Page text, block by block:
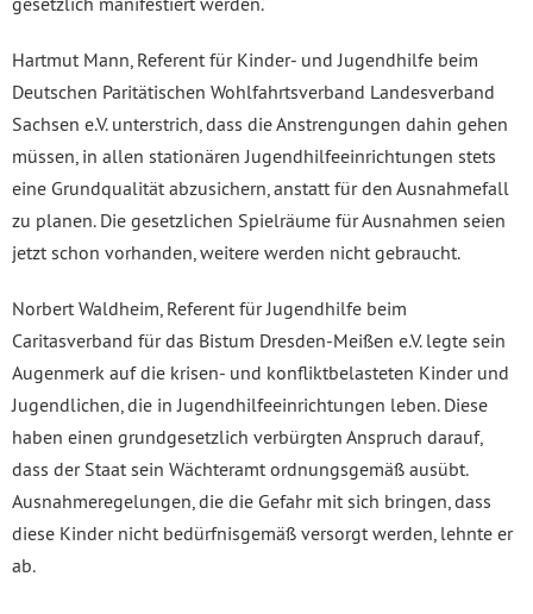
Hartmut Mann, Referent für Kinder- und Jugendhilfe beim
Deutschen Paritätischen Wohlfahrtsverband Landesverband
Sachsen e.V. unterstrich, dass die Anstrengungen dahin gehen
müssen, in allen stationären Jugendhilfeeinrichtungen stets
eine Grundqualität abzusichern, anstatt für den Ausnahmefall
zu planen. Die gesetzlichen Spielräume für Ausnahmen seien
jetzt schon vorhanden, weitere werden nicht gebraucht.
Norbert Waldheim, Referent für Jugendhilfe beim
Caritasverband für das Bistum Dresden-Meißen e.V. legte sein
Augenmerk auf die krisen- und konfliktbelasteten Kinder und
Jugendlichen, die in Jugendhilfeeinrichtungen leben. Diese
haben einen grundgesetzlich verbürgten Anspruch darauf,
dass der Staat sein Wächteramt ordnungsgemäß ausübt.
Ausnahmeregelungen, die die Gefahr mit sich bringen, dass
diese Kinder nicht bedürfnisgemäß versorgt werden, lehnte er
ab.